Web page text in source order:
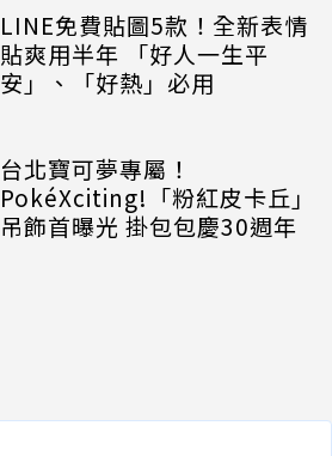
LINE免費貼圖5款！全新表情
貼爽用半年 「好人一生平
安」、「好熱」必用
台北寶可夢專屬！
PokéXciting!「粉紅皮卡丘」
吊飾首曝光 掛包包慶30週年